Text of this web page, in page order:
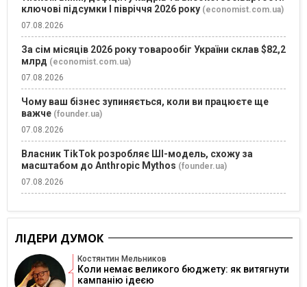
ключові підсумки І півріччя 2026 року (economist.com.ua)
07.08.2026
За сім місяців 2026 року товарообіг України склав $82,2
млрд (economist.com.ua)
07.08.2026
Чому ваш бізнес зупиняється, коли ви працюєте ще
важче (founder.ua)
07.08.2026
Власник TikTok розробляє ШІ-модель, схожу за
масштабом до Anthropic Mythos (founder.ua)
07.08.2026
ЛІДЕРИ ДУМОК
Костянтин Мельников
Коли немає великого бюджету: як витягнути
кампанію ідеєю